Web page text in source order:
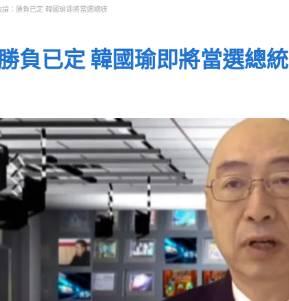
論：勝負已定 韓國瑜即將當選總統
負已定 韓國瑜即將當選總統